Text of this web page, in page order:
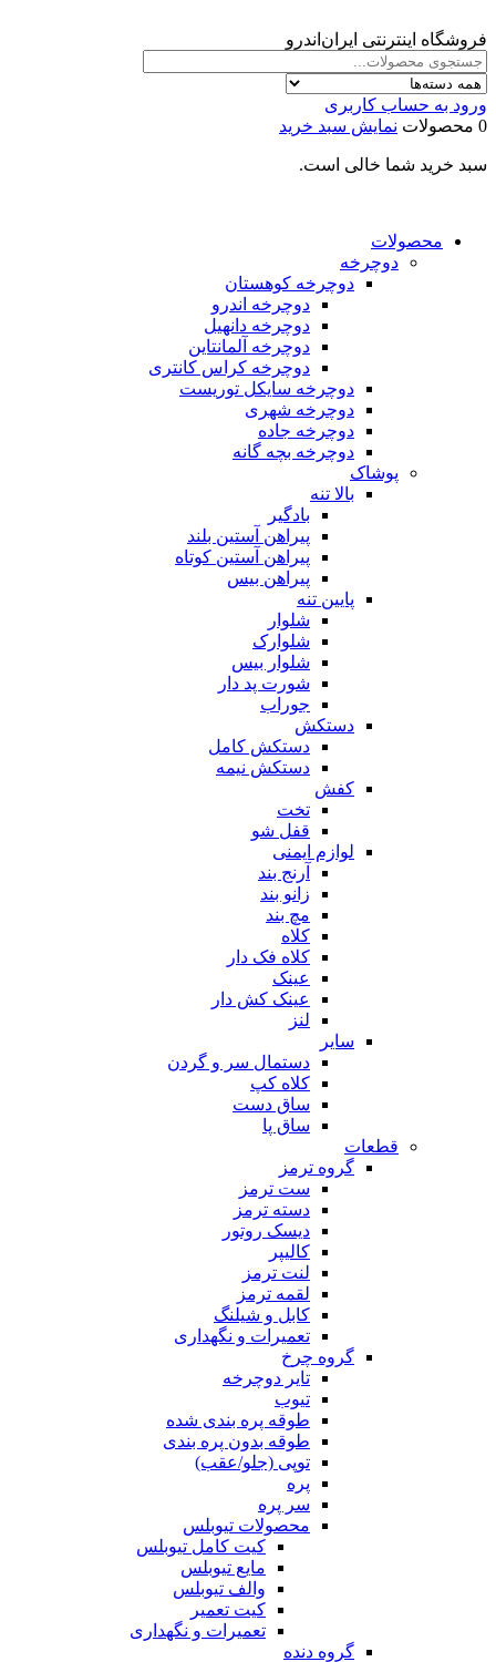
فروشگاه اینترنتی ایران‌اندرو
ورود به حساب کاربری
0 محصولات
نمایش سبد خرید
سبد خرید شما خالی است.
محصولات
دوچرخه
دوچرخه کوهستان
دوچرخه اندرو
دوچرخه دانهیل
دوچرخه آلمانتاین
دوچرخه کراس کانتری
دوچرخه سایکل توریست
دوچرخه شهری
دوچرخه جاده
دوچرخه بچه گانه
پوشاک
بالا تنه
بادگیر
پیراهن آستین بلند
پیراهن آستین کوتاه
پیراهن بیس
پایین تنه
شلوار
شلوارک
شلوار بیس
شورت پد دار
جوراب
دستکش
دستکش کامل
دستکش نیمه
کفش
تخت
قفل شو
لوازم ایمنی
آرنج بند
زانو بند
مچ بند
کلاه
کلاه فک دار
عینک
عینک کش دار
لنز
سایر
دستمال سر و گردن
کلاه کپ
ساق دست
ساق پا
قطعات
گروه ترمز
ست ترمز
دسته ترمز
دیسک روتور
کالیپر
لنت ترمز
لقمه ترمز
کابل و شیلنگ
تعمیرات و نگهداری
گروه چرخ
تایر دوچرخه
تیوب
طوقه پره بندی شده
طوقه بدون پره بندی
توپی (جلو/عقب)
پره
سر پره
محصولات تیوبلس
کیت کامل تیوبلس
مایع تیوبلس
والف تیوبلس
کیت تعمیر
تعمیرات و نگهداری
گروه دنده